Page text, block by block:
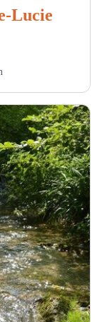
Lucie